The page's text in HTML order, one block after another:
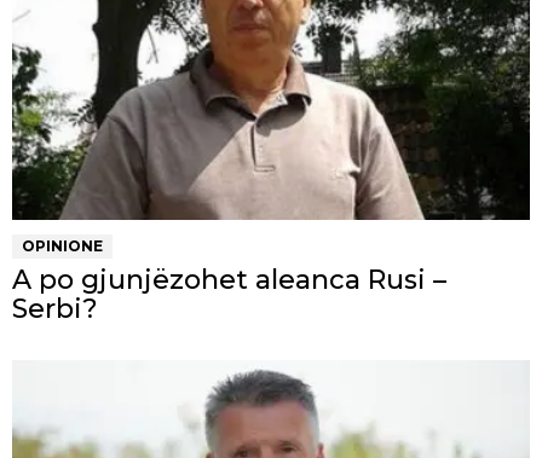
OPINIONE
A po gjunjëzohet aleanca Rusi –
Serbi?